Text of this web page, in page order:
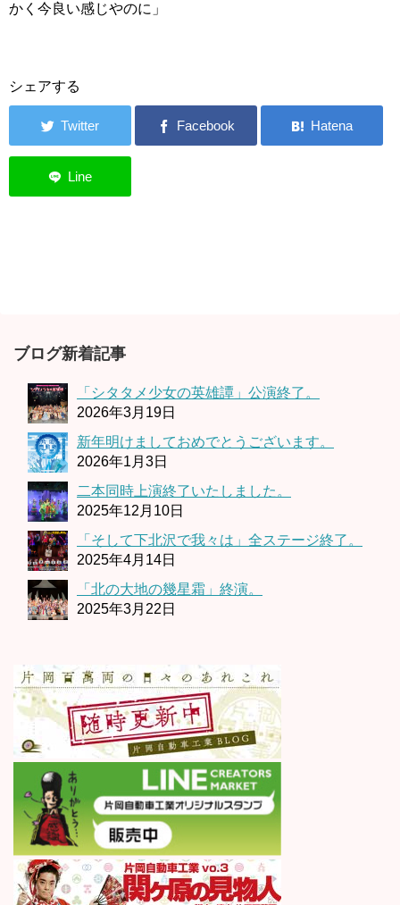
かく今良い感じやのに」
シェアする
ブログ新着記事
「シタタメ少女の英雄譚」公演終了。
2026年3月19日
新年明けましておめでとうございます。
2026年1月3日
二本同時上演終了いたしました。
2025年12月10日
「そして下北沢で我々は」全ステージ終了。
2025年4月14日
「北の大地の幾星霜」終演。
2025年3月22日